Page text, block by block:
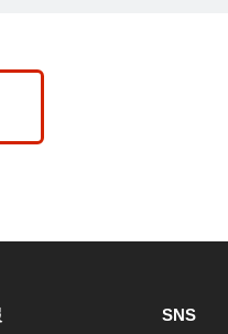
SNS